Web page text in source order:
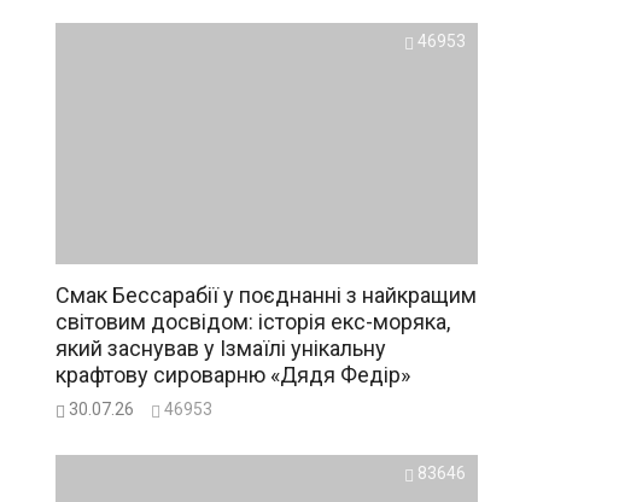
46953
Смак Бессарабії у поєднанні з найкращим
світовим досвідом: історія екс-моряка,
який заснував у Ізмаїлі унікальну
крафтову сироварню «Дядя Федір»
30.07.26 46953
83646